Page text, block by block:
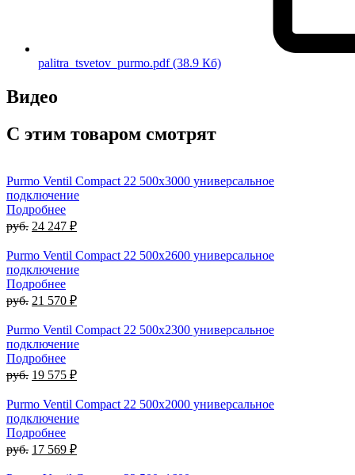
palitra_tsvetov_purmo.pdf(38.9 Кб)
Видео
С этим товаром смотрят
Purmo Ventil Compact 22 500х3000 универсальное
подключение
Подробнее
руб. 24 247 ₽
Purmo Ventil Compact 22 500х2600 универсальное
подключение
Подробнее
руб. 21 570 ₽
Purmo Ventil Compact 22 500х2300 универсальное
подключение
Подробнее
руб. 19 575 ₽
Purmo Ventil Compact 22 500х2000 универсальное
подключение
Подробнее
руб. 17 569 ₽